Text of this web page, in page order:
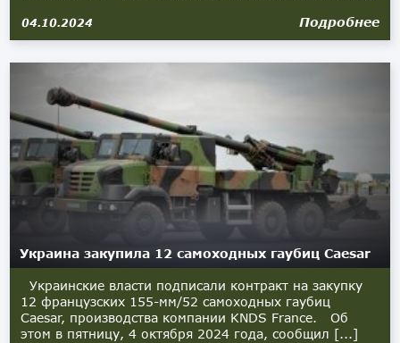
04.10.2024 Подробнее
Украина закупила 12 самоходных гаубиц Caesar
Украинские власти подписали контракт на закупку
12 французских 155-мм/52 самоходных гаубиц
Caesar, производства компании KNDS France. Об
этом в пятницу, 4 октября 2024 года, сообщил [...]